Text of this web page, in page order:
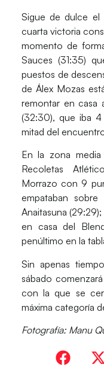
Sigue de dulce el
cuarta victoria
momento de
Sauces (31:35)
puestos de
de Álex Mozas
remontar en
(32:30), que iba 4
mitad del
En la zona
Recoletas
Morrazo con 9
empataban
Anaitasuna (29:29)
en casa del
penúltimo en la
Sin apenas
sábado
con la que se
máxima categoría
Fotografía: Manu